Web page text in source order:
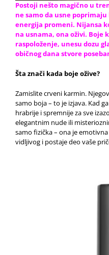
Postoji nešto magično u
ne samo da usne poprimaju
energija promeni. Nijansa
na usnama, ona oživi. Boje
raspoloženje, unesu dozu
običnog dana stvore
Šta znači kada boje ožive?
Zamislite crveni karmin.
samo boja – to je izjava. Kad
hrabrije i spremnije za sve
elegantnim nude ili
samo fizička – ona je
vidljivog i postaje deo vaše